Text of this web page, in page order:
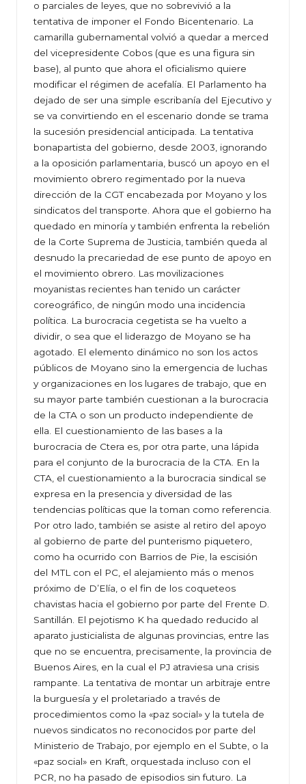
o parciales de leyes, que no sobrevivió a la
tentativa de imponer el Fondo Bicentenario. La
camarilla gubernamental volvió a quedar a merced
del vicepresidente Cobos (que es una figura sin
base), al punto que ahora el oficialismo quiere
modificar el régimen de acefalía. El Parlamento ha
dejado de ser una simple escribanía del Ejecutivo y
se va convirtiendo en el escenario donde se trama
la sucesión presidencial anticipada. La tentativa
bonapartista del gobierno, desde 2003, ignorando
a la oposición parlamentaria, buscó un apoyo en el
movimiento obrero regimentado por la nueva
dirección de la CGT encabezada por Moyano y los
sindicatos del transporte. Ahora que el gobierno ha
quedado en minoría y también enfrenta la rebelión
de la Corte Suprema de Justicia, también queda al
desnudo la precariedad de ese punto de apoyo en
el movimiento obrero. Las movilizaciones
moyanistas recientes han tenido un carácter
coreográfico, de ningún modo una incidencia
política. La burocracia cegetista se ha vuelto a
dividir, o sea que el liderazgo de Moyano se ha
agotado. El elemento dinámico no son los actos
públicos de Moyano sino la emergencia de luchas
y organizaciones en los lugares de trabajo, que en
su mayor parte también cuestionan a la burocracia
de la CTA o son un producto independiente de
ella. El cuestionamiento de las bases a la
burocracia de Ctera es, por otra parte, una lápida
para el conjunto de la burocracia de la CTA. En la
CTA, el cuestionamiento a la burocracia sindical se
expresa en la presencia y diversidad de las
tendencias políticas que la toman como referencia.
Por otro lado, también se asiste al retiro del apoyo
al gobierno de parte del punterismo piquetero,
como ha ocurrido con Barrios de Pie, la escisión
del MTL con el PC, el alejamiento más o menos
próximo de D’Elía, o el fin de los coqueteos
chavistas hacia el gobierno por parte del Frente D.
Santillán. El pejotismo K ha quedado reducido al
aparato justicialista de algunas provincias, entre las
que no se encuentra, precisamente, la provincia de
Buenos Aires, en la cual el PJ atraviesa una crisis
rampante. La tentativa de montar un arbitraje entre
la burguesía y el proletariado a través de
procedimientos como la «paz social» y la tutela de
nuevos sindicatos no reconocidos por parte del
Ministerio de Trabajo, por ejemplo en el Subte, o la
«paz social» en Kraft, orquestada incluso con el
PCR, no ha pasado de episodios sin futuro. La